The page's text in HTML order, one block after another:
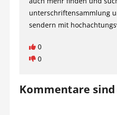
unterschriftensammlung
sendern mit
0
0
Kommentare